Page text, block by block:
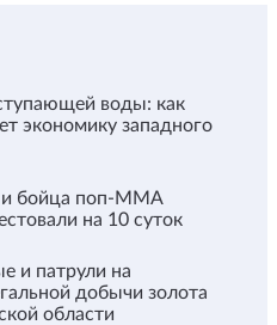
воды: как
экономику западного
и бойца поп-ММА
на 10 суток
и патрули на
добычи золота
области